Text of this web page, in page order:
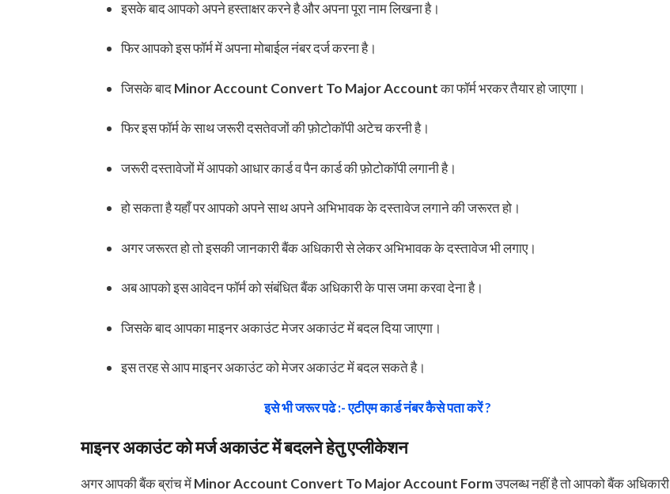
इसके बाद आपको अपने हस्ताक्षर करने है और अपना पूरा नाम लिखना है।
फिर आपको इस फॉर्म में अपना मोबाईल नंबर दर्ज करना है।
जिसके बादMinor Account Convert To Major Accountका फॉर्म भरकर तैयार हो जाएगा।
फिर इस फॉर्म के साथ जरूरी दसतेवजों की फ़ोटोकॉपी अटेच करनी है।
जरूरी दस्तावेजों में आपको आधार कार्ड व पैन कार्ड की फ़ोटोकॉपी लगानी है।
हो सकता है यहाँ पर आपको अपने साथ अपने अभिभावक के दस्तावेज लगाने की जरूरत हो।
अगर जरूरत हो तो इसकी जानकारी बैंक अधिकारी से लेकर अभिभावक के दस्तावेज भी लगाए।
अब आपको इस आवेदन फॉर्म को संबंधित बैंक अधिकारी के पास जमा करवा देना है।
जिसके बाद आपका माइनर अकाउंट मेजर अकाउंट में बदल दिया जाएगा।
इस तरह से आप माइनर अकाउंट को मेजर अकाउंट में बदल सकते है।
इसे भी जरूर पढे :- एटीएम कार्ड नंबर कैसे पता करें ?
माइनर अकाउंट को मर्ज अकाउंट में बदलने हेतु एप्लीकेशन
अगर आपकी बैंक ब्रांच मेंMinor Account Convert To Major Account Formउपलब्ध नहीं है तो आपको बैंक अधिकारी